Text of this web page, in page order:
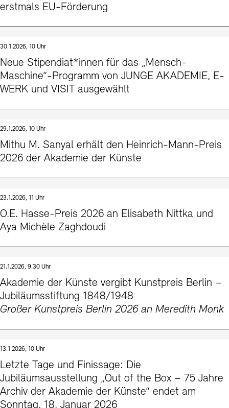
erstmals EU-Förderung
30.1.2026, 10 Uhr
Neue Stipendiat*innen für das „Mensch-
Maschine“-Programm von JUNGE AKADEMIE, E-
WERK und VISIT ausgewählt
29.1.2026, 10 Uhr
Mithu M. Sanyal erhält den Heinrich-Mann-Preis
2026 der Akademie der Künste
23.1.2026, 11 Uhr
O.E. Hasse-Preis 2026 an Elisabeth Nittka und
Aya Michèle Zaghdoudi
21.1.2026, 9.30 Uhr
Akademie der Künste vergibt Kunstpreis Berlin –
Jubiläumsstiftung 1848/1948
Großer Kunstpreis Berlin 2026 an Meredith Monk
13.1.2026, 10 Uhr
Letzte Tage und Finissage: Die
Jubiläumsausstellung „Out of the Box – 75 Jahre
Archiv der Akademie der Künste“ endet am
Sonntag, 18. Januar 2026